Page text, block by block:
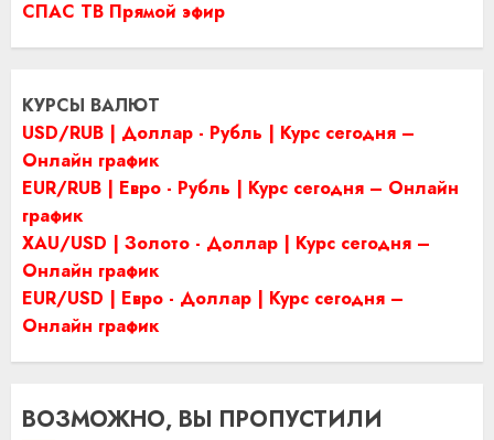
СПАС ТВ Прямой эфир
КУРСЫ ВАЛЮТ
USD/RUB | Доллар - Рубль | Курс сегодня –
Онлайн график
EUR/RUB | Евро - Рубль | Курс сегодня – Онлайн
график
XAU/USD | Золото - Доллар | Курс сегодня –
Онлайн график
EUR/USD | Евро - Доллар | Курс сегодня –
Онлайн график
ВОЗМОЖНО, ВЫ ПРОПУСТИЛИ